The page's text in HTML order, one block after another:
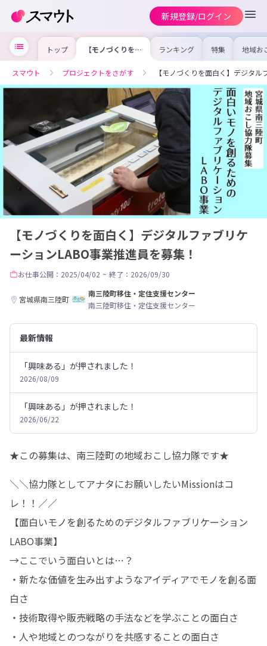
新規登録/ログイン
トップ 【モノづくりを面
白く】デジタルフ
LABO事業推進員
を募集！
ランキング 特集 地域お
の求
を集め
事内容
を比較
合った
けよう
スマウト プロジェクトをさがす 【モノづくりを面白く】デジタ
【モノづくりを面白く】デジタルファブリケ
ーションLABO事業推進員を募集！
お仕事公開：2025/04/02 ~ 終了：2026/09/30
宮城県南三陸町
南三陸町移住・定住支援センター
南三陸町移住・定住支援センター
最新情報
「興味ある」が押されました！
2026/08/09
「興味ある」が押されました！
2026/06/22
★この募集は、南三陸町の地域おこし協力隊です★
＼＼協力隊としてアナタにお願いしたいMissionはコ
レ！！／／
【面白いモノを創るためのデジタルファブリケーション
LABO事業】
→ここでいう面白いとは…？
・新たな価値を生み出すようなアイディアでモノを創る面
白さ
・技術取得や販売戦略の手法などを学ぶことの面白さ
・人や地域とのつながりを共感することの面白さ